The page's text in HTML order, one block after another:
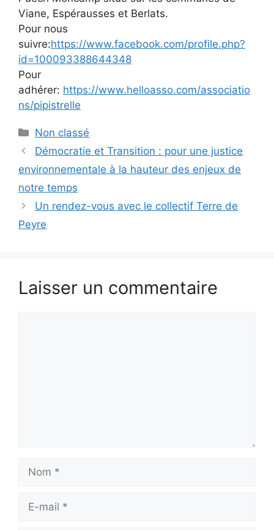
Viane, Espérausses et Berlats.
Pour nous
suivre:https://www.facebook.com/profile.php?
id=100093388644348
Pour
adhérer: https://www.helloasso.com/associatio
ns/pipistrelle
Catégories
Non classé
Démocratie et Transition : pour une justice
environnementale à la hauteur des enjeux de
notre temps
Un rendez-vous avec le collectif Terre de
Peyre
Laisser un commentaire
mail